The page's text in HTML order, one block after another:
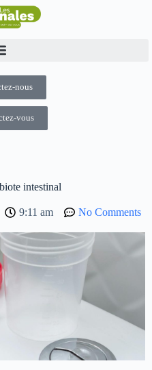
nous
vous
intestinal
9:11 am No Comments